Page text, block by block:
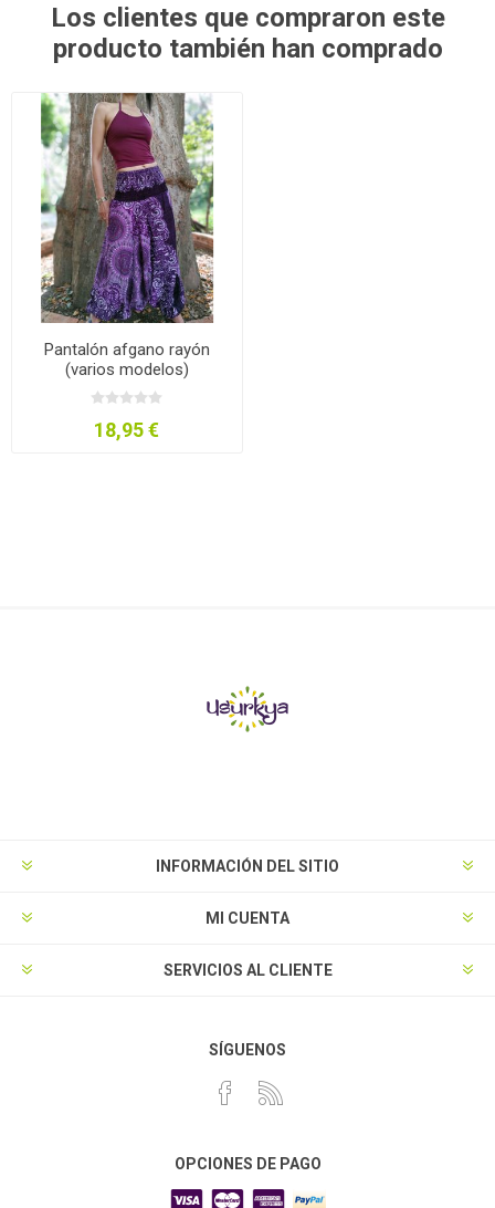
Los clientes que compraron este
producto también han comprado
Pantalón afgano rayón
(varios modelos)
18,95 €
INFORMACIÓN DEL SITIO
MI CUENTA
SERVICIOS AL CLIENTE
SÍGUENOS
OPCIONES DE PAGO